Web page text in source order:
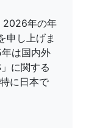
2026年の年
申し上げま
は国内外
に関する
に日本で